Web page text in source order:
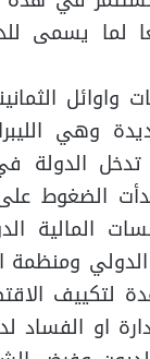
لما يسمى
واوائل
وهي
الدولة في
الضغوط
المالية
ومنظمة
لتكييف
او الفساد